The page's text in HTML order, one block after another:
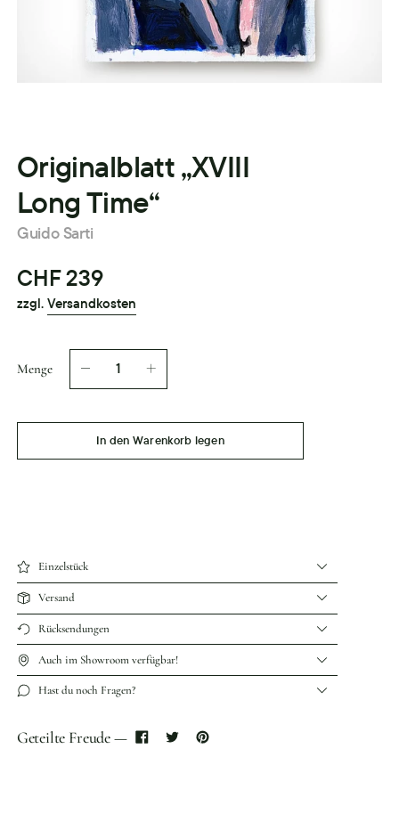
Originalblatt „XVIII
Long Time“
Guido Sarti
CHF 239
zzgl.Versandkosten
Menge
In den Warenkorb legen
Einzelstück
Versand
Rücksendungen
Auch im Showroom verfügbar!
Hast du noch Fragen?
Geteilte Freude —